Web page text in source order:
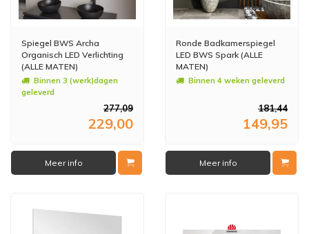
Spiegel BWS Archa
Organisch LED Verlichting
(ALLE MATEN)
Binnen 3 (werk)dagen
geleverd
277,09
229,00
Meer info
Ronde Badkamerspiegel
LED BWS Spark (ALLE
MATEN)
Binnen 4 weken geleverd
181,44
149,95
Meer info